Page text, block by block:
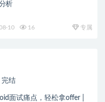
析
10 16 专属
完结
面试痛点，轻松拿offer |